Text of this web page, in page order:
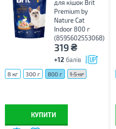
для кішок Brit
Premium by
Nature Cat
Indoor 800 г
(8595602553068)
319₴
+12 балів
8 кг 300 г 800 г 1.5 кг
КУПИТИ